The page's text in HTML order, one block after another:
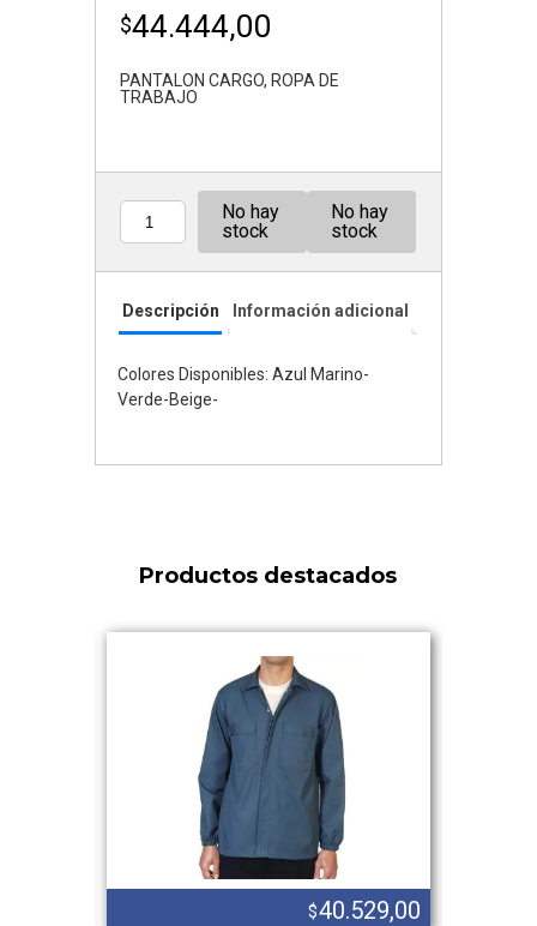
$44.444,00
PANTALON CARGO, ROPA DE
TRABAJO
Cantidad
No hay
stock
No hay
stock
Descripción Información adicional
Colores Disponibles: Azul Marino-
Verde-Beige-
Productos destacados
$40.529,00